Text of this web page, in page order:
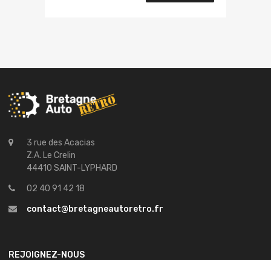
3 rue des Acacias
Z.A. Le Crelin
44410 SAINT-LYPHARD
02 40 91 42 18
contact@bretagneautoretro.fr
REJOIGNEZ-NOUS